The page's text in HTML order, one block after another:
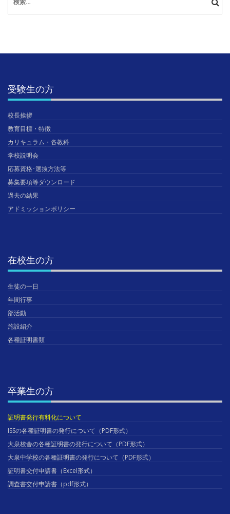
索:
受験生の方
校長挨拶
教育目標・特徴
カリキュラム・各教科
学校説明会
応募資格･選抜方法等
募集要項等ダウンロード
過去の結果
アドミッションポリシー
在校生の方
生徒の一日
年間行事
部活動
施設紹介
各種証明書類
卒業生の方
証明書発行有料化について
ISSの各種証明書の発行について（PDF形式）
大泉校舎の各種証明書の発行について（PDF形式）
大泉中学校の各種証明書の発行について（PDF形式）
証明書交付申請書（Excel形式）
調査書交付申請書（pdf形式）